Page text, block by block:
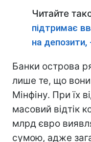
Читайте
підтримає
на депозити,
Банки острова
лише те, що вони
Мінфіну. При їх
масовий відтік
млрд євро
сумою, адже